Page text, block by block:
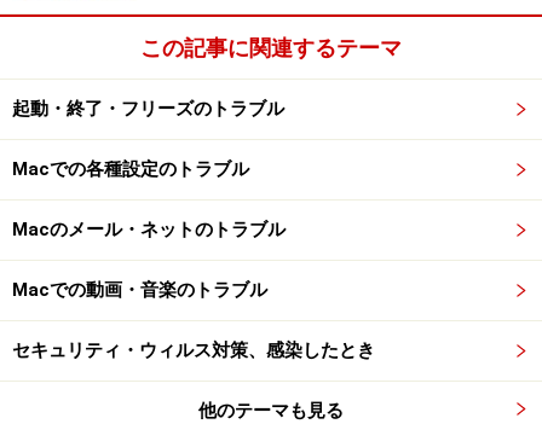
また、「システム環境設定 - Exoise と Spaces」の
示」をオンにすれば、メニューバーからデスクトップを
切り替えることが可能です。
この記事に関連するテーマ
起動・終了・フリーズのトラブル
Macでの各種設定のトラブル
Macのメール・ネットのトラブル
Macでの動画・音楽のトラブル
セキュリティ・ウィルス対策、感染したとき
他のテーマも見る